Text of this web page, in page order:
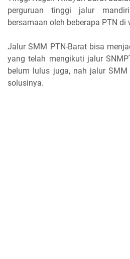
perguruan tinggi jalur
bersamaan oleh beberapa PTN di
Jalur SMM PTN-Barat bisa
yang telah mengikuti jalur
belum lulus juga, nah jalur SMM
solusinya.